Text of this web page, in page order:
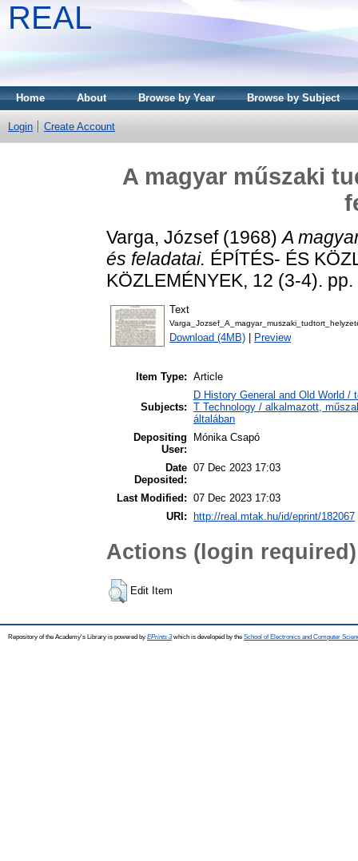
REAL
Home About Browse by Year Browse by Subject
Login Create Account
A magyar műszaki
Varga, József(1968)A
és feladatai. ÉPÍTÉS- ÉS
KÖZLEMÉNYEK, 12 (3-4).
Text
Download (4MB) Preview
Item Type: Article
Subjects:
D History General and Old World /
T Technology / alkalmazott,
általában
Depositing
User:
Mónika Csapó
Date
Deposited:
07 Dec 2023 17:03
Last Modified: 07 Dec 2023 17:03
URI:
http://real.mtak.hu/id/eprint/182067
Actions (login required)
Edit Item
Repository of the Academy's Library is powered by EPrints 3which is developed by the School of Electronics and Computer